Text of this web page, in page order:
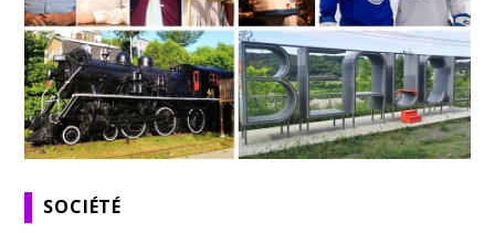
SOCIÉTÉ